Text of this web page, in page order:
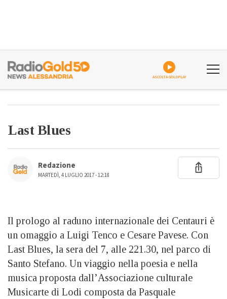
ASCOLTA GOLDPLAY
Last Blues
Redazione
MARTEDÌ, 4 LUGLIO 2017 - 12:18
Il prologo al raduno internazionale dei Centauri è
un omaggio a Luigi Tenco e Cesare Pavese. Con
Last Blues, la sera del 7, alle 221.30, nel parco di
Santo Stefano. Un viaggio nella poesia e nella
musica proposta dall’Associazione culturale
Musicarte di Lodi composta da Pasquale